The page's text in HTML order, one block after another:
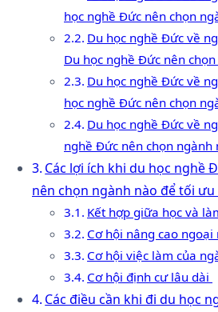
học nghề Đức nên chọn
Du học nghề Đức về
Du học nghề Đức nên
Du học nghề Đức về
học nghề Đức nên chọn
Du học nghề Đức về
nghề Đức nên chọn ngành
Các lợi ích khi du học nghề
nên chọn ngành nào để tối ưu
Kết hợp giữa học và
Cơ hội nâng cao
Cơ hội việc làm của
Cơ hội định cư lâu dài
Các điều cần khi đi du học